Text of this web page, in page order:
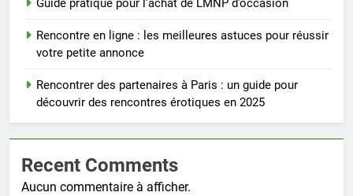
Guide pratique pour l’achat de LMNP d’occasion
Rencontre en ligne : les meilleures astuces pour réussir
votre petite annonce
Rencontrer des partenaires à Paris : un guide pour
découvrir des rencontres érotiques en 2025
Recent Comments
Aucun commentaire à afficher.